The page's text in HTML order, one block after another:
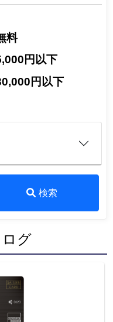
料
円以下
円以下
検索
グ